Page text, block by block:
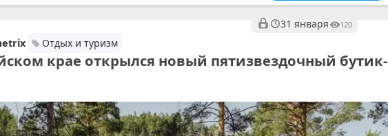
31 января 120
Отдых и туризм
крае открылся новый пятизвездочный бутик-